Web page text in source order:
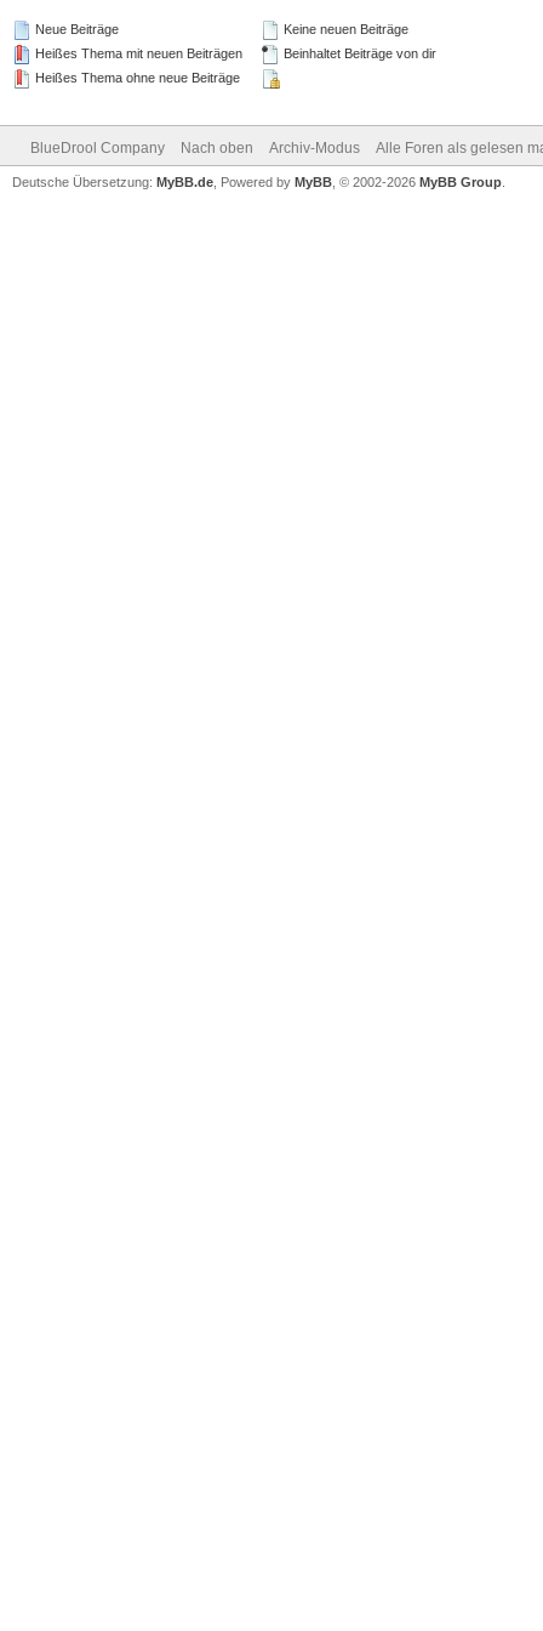
Neue Beiträge
Heißes Thema mit neuen Beiträgen
Heißes Thema ohne neue Beiträge
Keine neuen Beiträge
Beinhaltet Beiträge von dir
BlueDrool Company Nach oben Archiv-Modus Alle Foren als gelesen
Deutsche Übersetzung: MyBB.de , Powered by MyBB , © 2002-2026 MyBB Group